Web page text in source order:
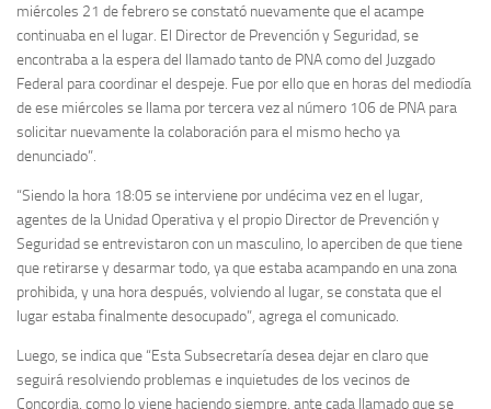
miércoles 21 de febrero se constató nuevamente que el acampe
continuaba en el lugar. El Director de Prevención y Seguridad, se
encontraba a la espera del llamado tanto de PNA como del Juzgado
Federal para coordinar el despeje. Fue por ello que en horas del mediodía
de ese miércoles se llama por tercera vez al número 106 de PNA para
solicitar nuevamente la colaboración para el mismo hecho ya
denunciado”.
“Siendo la hora 18:05 se interviene por undécima vez en el lugar,
agentes de la Unidad Operativa y el propio Director de Prevención y
Seguridad se entrevistaron con un masculino, lo aperciben de que tiene
que retirarse y desarmar todo, ya que estaba acampando en una zona
prohibida, y una hora después, volviendo al lugar, se constata que el
lugar estaba finalmente desocupado”, agrega el comunicado.
Luego, se indica que “Esta Subsecretaría desea dejar en claro que
seguirá resolviendo problemas e inquietudes de los vecinos de
Concordia, como lo viene haciendo siempre, ante cada llamado que se